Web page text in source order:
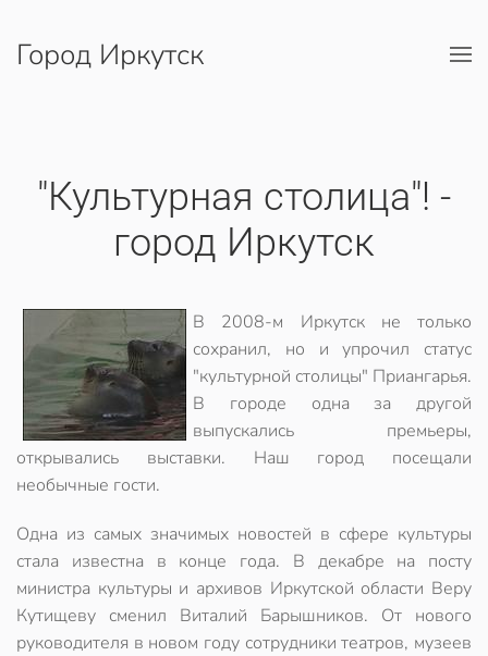
Перейти к содержимому
Город Иркутск
"Культурная столица"! -
город Иркутск
В 2008-м Иркутск не только
сохранил, но и упрочил статус
"культурной столицы" Приангарья.
В городе одна за другой
выпускались премьеры,
открывались выставки. Наш город посещали
необычные гости.
Одна из самых значимых новостей в сфере культуры
стала известна в конце года. В декабре на посту
министра культуры и архивов Иркутской области Веру
Кутищеву сменил Виталий Барышников. От нового
руководителя в новом году сотрудники театров, музеев